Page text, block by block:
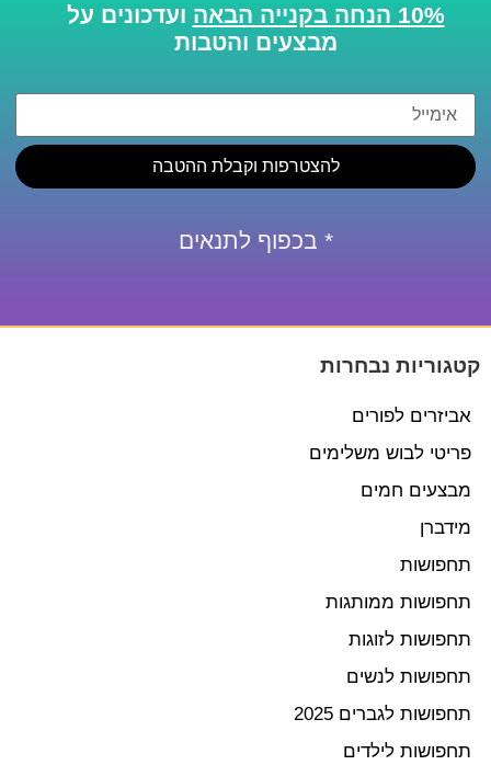
10% הנחה בקנייה הבאה
ועדכונים על
מבצעים והטבות
להצטרפות וקבלת ההטבה
* בכפוף לתנאים
קטגוריות נבחרות
אביזרים לפורים
פריטי לבוש משלימים
מבצעים חמים
מידברן
תחפושות
תחפושות ממותגות
תחפושות לזוגות
תחפושות לנשים
תחפושות לגברים 2025
תחפושות לילדים